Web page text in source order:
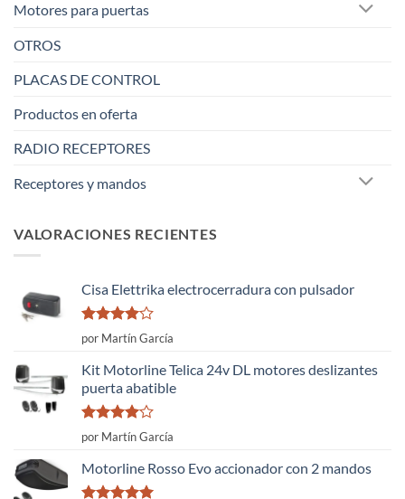
Motores para puertas
OTROS
PLACAS DE CONTROL
Productos en oferta
RADIO RECEPTORES
Receptores y mandos
VALORACIONES RECIENTES
Cisa Elettrika electrocerradura con pulsador
Valorado
con
5
por Martín García
Kit Motorline Telica 24v DL motores deslizantes
puerta abatible
Valorado
con
5
por Martín García
Motorline Rosso Evo accionador con 2 mandos